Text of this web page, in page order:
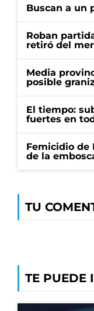
Buscan a un
Roban
retiró del
Media
posible
El tiempo:
fuertes en
Femicidio de
de la
TU
TE PUEDE